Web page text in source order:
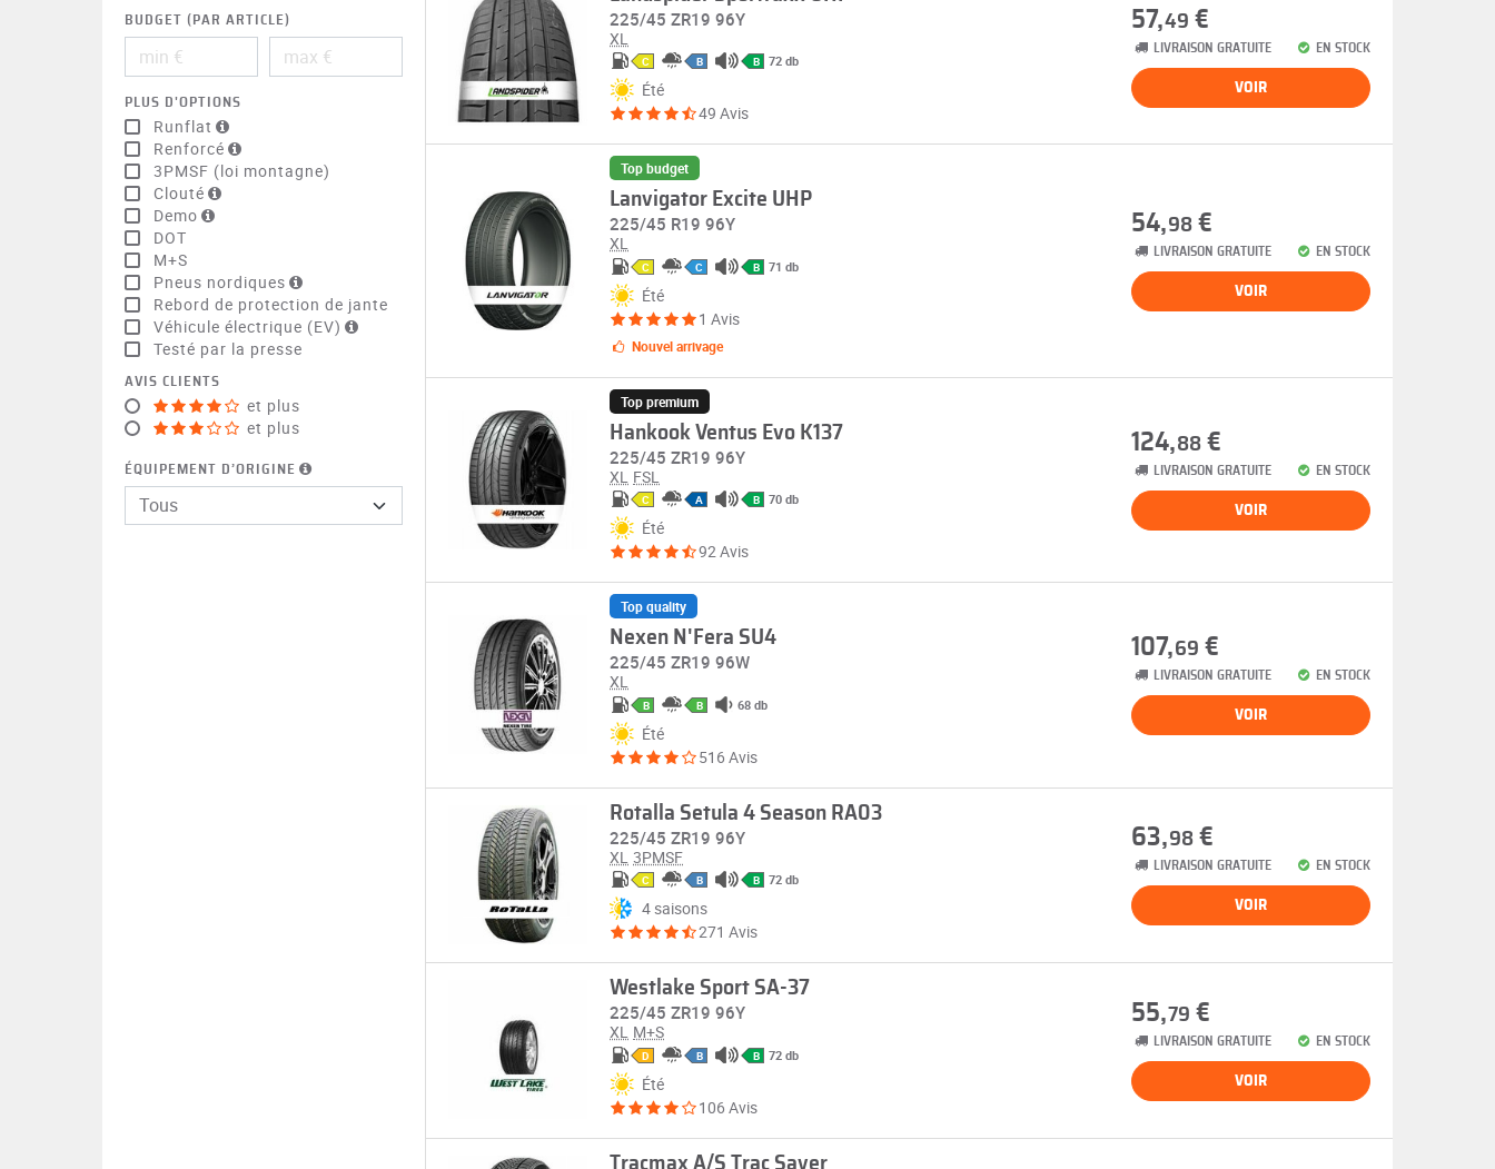
BUDGET (PAR ARTICLE)
PLUS D'OPTIONS
Runflat
Renforcé
3PMSF (loi montagne)
Clouté
Demo
DOT
M+S
Pneus nordiques
Rebord de protection de jante
Véhicule électrique (EV)
Testé par la presse
AVIS CLIENTS
et plus
et plus
ÉQUIPEMENT D’ORIGINE
Tous
225/45 ZR19 96Y
XL
C B B 72 db
Été
49 Avis
57,49 €
LIVRAISON GRATUITE EN STOCK
VOIR
Top budget
Lanvigator Excite UHP
225/45 R19 96Y
XL
C C B 71 db
Été
1 Avis
Nouvel arrivage
54,98 €
LIVRAISON GRATUITE EN STOCK
VOIR
Top premium
Hankook Ventus Evo K137
225/45 ZR19 96Y
XL FSL
C A B 70 db
Été
92 Avis
124,88 €
LIVRAISON GRATUITE EN STOCK
VOIR
Top quality
Nexen N'Fera SU4
225/45 ZR19 96W
XL
B B 68 db
Été
516 Avis
107,69 €
LIVRAISON GRATUITE EN STOCK
VOIR
Rotalla Setula 4 Season RA03
225/45 ZR19 96Y
XL 3PMSF
C B B 72 db
4 saisons
271 Avis
63,98 €
LIVRAISON GRATUITE EN STOCK
VOIR
Westlake Sport SA-37
225/45 ZR19 96Y
XL M+S
D B B 72 db
Été
106 Avis
55,79 €
LIVRAISON GRATUITE EN STOCK
VOIR
Tracmax A/S Trac Saver